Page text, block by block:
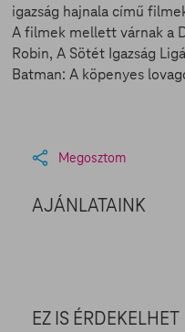
igazság hajnala című
A filmek mellett várnak a
Robin, A Sötét Igazság
Batman: A köpenyes
Megosztom
AJÁNLATAINK
EZ IS ÉRDEKELHET